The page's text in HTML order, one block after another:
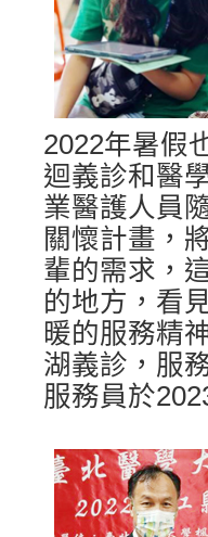
2022年暑假
迴義診和醫
業醫護人員
關懷計畫，
輩的需求，
的地方，看
暖的服務精
湖義診，服
服務員於